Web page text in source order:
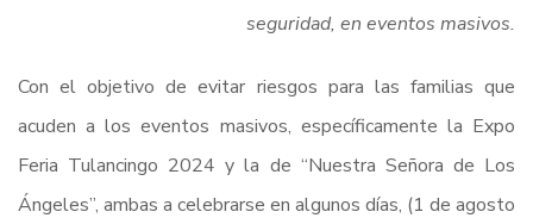
seguridad, en eventos masivos.
Con el objetivo de evitar riesgos para las familias que
acuden a los eventos masivos, específicamente la Expo
Feria Tulancingo 2024 y la de “Nuestra Señora de Los
Ángeles”, ambas a celebrarse en algunos días, (1 de agosto